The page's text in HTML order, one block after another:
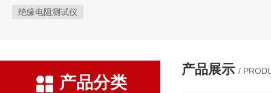
绝缘电阻测试仪
产品分类
产品展示 /